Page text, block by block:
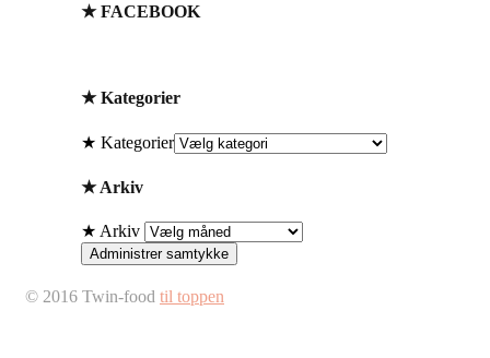
★ FACEBOOK
★ Kategorier
★ Kategorier
★ Arkiv
★ Arkiv
Administrer samtykke
© 2016 Twin-food til toppen